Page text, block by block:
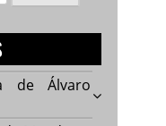
de Álvaro